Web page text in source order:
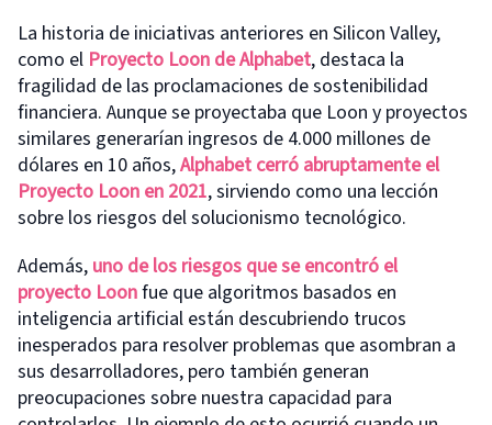
La historia de iniciativas anteriores en Silicon Valley,
como el Proyecto Loon de Alphabet, destaca la
fragilidad de las proclamaciones de sostenibilidad
financiera. Aunque se proyectaba que Loon y proyectos
similares generarían ingresos de 4.000 millones de
dólares en 10 años,Alphabet cerró abruptamente el
Proyecto Loon en 2021, sirviendo como una lección
sobre los riesgos del solucionismo tecnológico.
Además, uno de los riesgos que se encontró el
proyecto Loonfue que algoritmos basados en
inteligencia artificial están descubriendo trucos
inesperados para resolver problemas que asombran a
sus desarrolladores, pero también generan
preocupaciones sobre nuestra capacidad para